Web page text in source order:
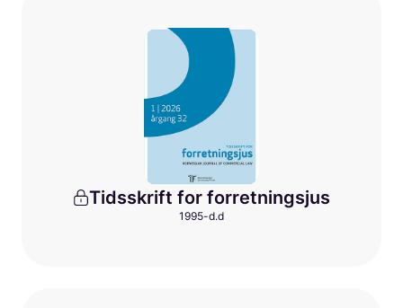
Tidsskrift for forretningsjus
1995-d.d